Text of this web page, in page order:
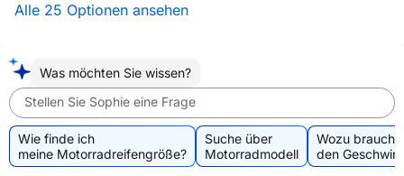
Alle 25 Optionen ansehen
Was möchten Sie wissen?
Stellen Sie Sophie eine Frage
Wie finde ich
meine Motorradreifengröße?
Suche über
Motorradmodell
Wozu
den